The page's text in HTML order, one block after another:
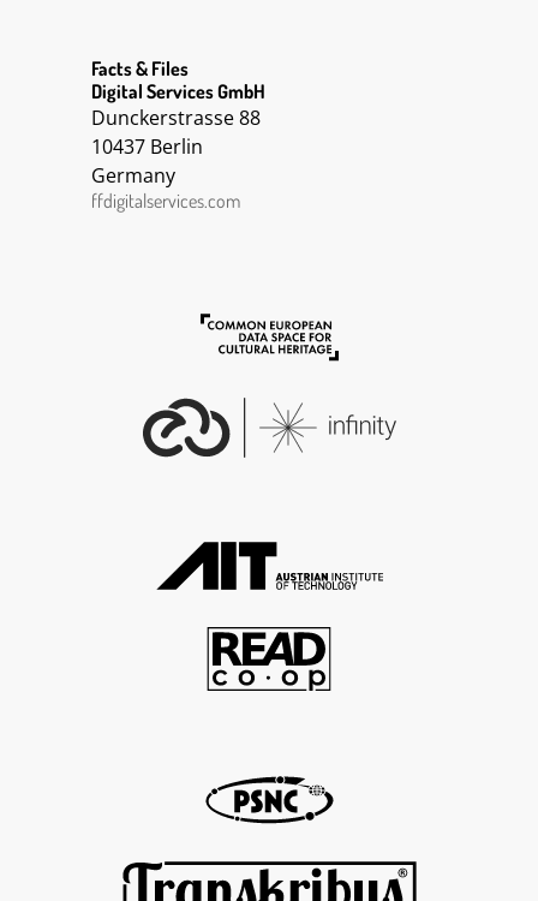
Facts & Files
Digital Services GmbH
Dunckerstrasse 88
10437 Berlin
Germany
ffdigitalservices.com